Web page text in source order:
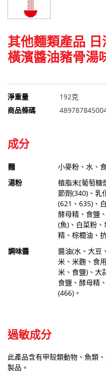
其他麵類產品
橫濱醬油豬骨湯
淨重量
192克
商品條碼
成分
麵
小麥粉、水、
湯粉
植脂末[葡萄糖
節劑(340)、乳
(621、635)、
酵母精、食鹽
(魚)、白菜粉
精、棕櫚油、
調味醬
醬油(水、大豆
米、米麴、食
米、食鹽)、大
食鹽、酵母精
(466)。
過敏成分
此產品含有甲殼類動物、魚類
製品。